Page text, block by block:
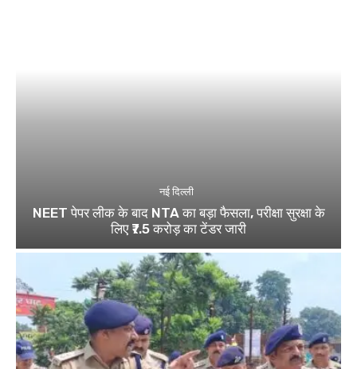
नई दिल्ली
NEET पेपर लीक के बाद NTA का बड़ा फैसला, परीक्षा सुरक्षा के
लिए ₹7.5 करोड़ का टेंडर जारी